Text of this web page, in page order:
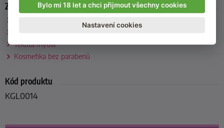
Zařazeno
Tekutá mýdla
Kosmetika bez parabenů
Kód produktu
KGL0014
Bylo mi 18 let a chci přijmout všechny cookies
Nastavení cookies